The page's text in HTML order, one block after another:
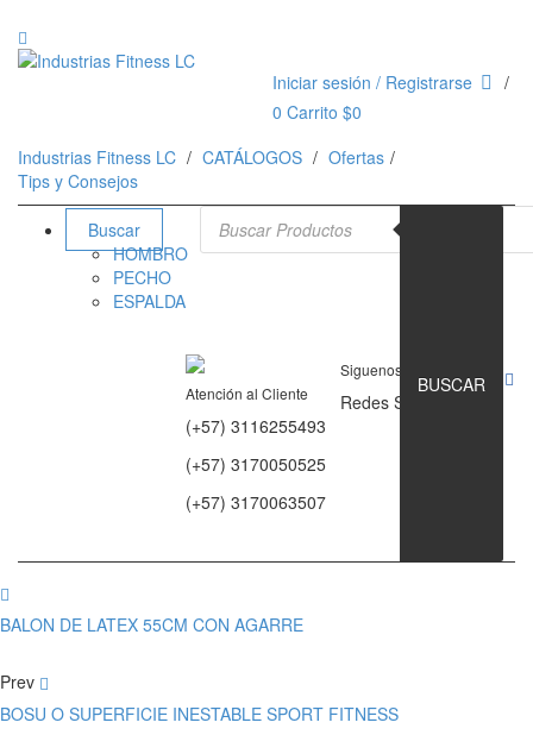
Iniciar sesión / Registrarse
0 Carrito $0
Industrias Fitness LC
CATÁLOGOS
Ofertas
Tips y Consejos
Buscar
HOMBRO
PECHO
ESPALDA
Atención al Cliente
(+57) 3116255493
(+57) 3170050525
(+57) 3170063507
Siguenos en
Redes Sociales
Búsqueda de productos
BUSCAR
BALON DE LATEX 55CM CON AGARRE
Prev
BOSU O SUPERFICIE INESTABLE SPORT FITNESS